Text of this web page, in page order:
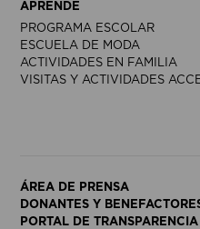
APRENDE
PROGRAMA ESCOLAR
ESCUELA DE MODA
ACTIVIDADES EN FAMILIA
VISITAS Y ACTIVIDADES
ÁREA DE PRENSA
DONANTES Y
PORTAL DE TRANSPARENCIA